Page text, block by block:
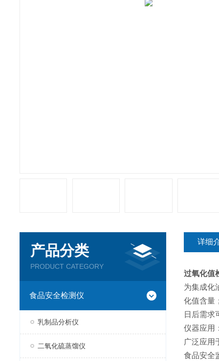
产品分类
PRODUCT CATEGORY
食品安全检测仪
乳制品分析仪
二氧化硫蒸馏仪
详细
过氧化值
为集成化
化值含量
日后需求
仪器应用
广泛应用
食品安全